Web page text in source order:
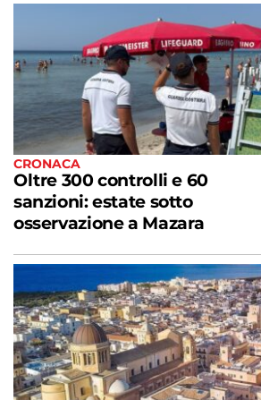
CRONACA
Oltre 300 controlli e 60
sanzioni: estate sotto
osservazione a Mazara